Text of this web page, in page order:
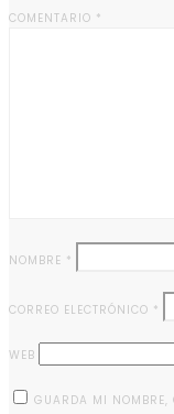
COMENTARIO *
NOMBRE *
CORREO ELECTRÓNICO *
WEB
GUARDA MI NOMBRE,